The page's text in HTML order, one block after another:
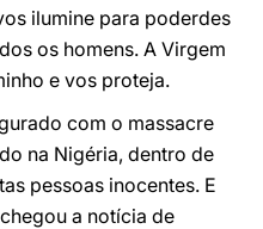
ilumine para poderdes
os homens. A Virgem
e vos proteja.
com o massacre
na Nigéria, dentro de
pessoas inocentes. E
a notícia de